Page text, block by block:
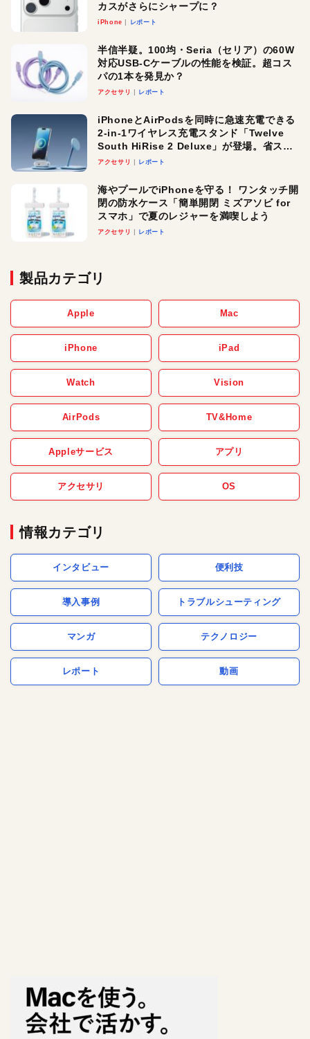
カスがさらにシャープに？
iPhone レポート
半信半疑。100均・Seria（セリア）の60W
対応USB-Cケーブルの性能を検証。超コス
パの1本を発見か？
アクセサリ レポート
iPhoneとAirPodsを同時に急速充電できる
2-in-1ワイヤレス充電スタンド「Twelve
South HiRise 2 Deluxe」が登場。省スペ
ースでおしゃれに充電したい人にオスス
アクセサリ レポート
海やプールでiPhoneを守る！ ワンタッチ開
閉の防水ケース「簡単開閉 ミズアソビ for
スマホ」で夏のレジャーを満喫しよう
アクセサリ レポート
製品カテゴリ
Apple Mac
iPhone iPad
Watch Vision
AirPods TV&Home
Appleサービス アプリ
アクセサリ OS
情報カテゴリ
インタビュー 便利技
導入事例 トラブルシューティング
マンガ テクノロジー
レポート 動画